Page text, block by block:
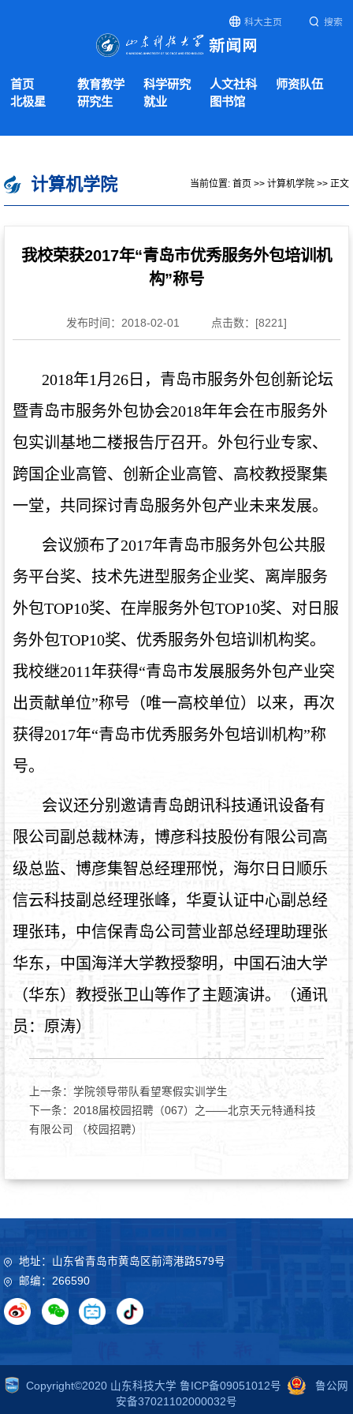
科大主页 搜索
首页 教育教学 科学研究 人文社科
师资队伍
北极星
研究生 就业 图书馆
计算机学院 当前位置: 首页 >> 计算机学院 >> 正文
我校荣获2017年“青岛市优秀服务外包培训机
构”称号
发布时间：2018-02-01 点击数：[8221]
2018年1 月 26 日，青岛市服务外包创新论坛
暨青岛市服务外包协会2018年年会在市服务外
包实训基地二楼报告厅召开。外包行业专家、
跨国企业高管、创新企业高管、高校教授聚集
一堂，共同探讨青岛服务外包产业未来发展。
会议颁布了2017年青岛市服务外包公共服
务平台奖、技术先进型服务企业奖、离岸服务
外包TOP10奖、在岸服务外包TOP10奖、对日服
务外包TOP10奖、优秀服务外包培训机构奖。
我校继2011年获得“青岛市发展服务外包产业突
出贡献单位”称号（唯一高校单位）以来，再次
获得2017年“青岛市优秀服务外包培训机构”称
号。
会议还分别邀请青岛朗讯科技通讯设备有
限公司副总裁林涛，博彦科技股份有限公司高
级总监、博彦集智总经理邢悦，海尔日日顺乐
信云科技副总经理张峰，华夏认证中心副总经
理张玮，中信保青岛公司营业部总经理助理张
华东，中国海洋大学教授黎明，中国石油大学
（华东）教授张卫山等作了主题演讲。（通讯
员：原涛）
上一条： 学院领导带队看望寒假实训学生
下一条： 2018届校园招聘（067）之——北京天元特通科技
有限公司 （校园招聘）
地址：山东省青岛市黄岛区前湾港路579号
邮编：266590
Copyright©2020 山东科技大学 鲁ICP备09051012号
鲁公网
安备37021102000032号